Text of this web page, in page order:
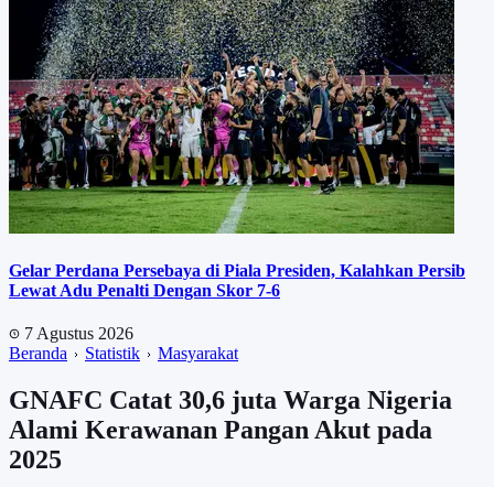
Gelar Perdana Persebaya di Piala Presiden, Kalahkan Persib
Lewat Adu Penalti Dengan Skor 7-6
7 Agustus 2026
Beranda
Statistik Masyarakat
GNAFC Catat 30,6 juta Warga Nigeria
Alami Kerawanan Pangan Akut pada
2025